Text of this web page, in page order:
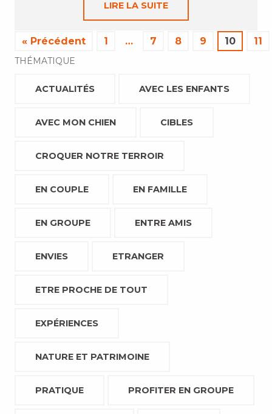
LIRE LA SUITE
« Précédent 1 … 7 8 9 10 11
THÉMATIQUE
ACTUALITÉS AVEC LES ENFANTS
AVEC MON CHIEN CIBLES
CROQUER NOTRE TERROIR
EN COUPLE EN FAMILLE
EN GROUPE ENTRE AMIS
ENVIES ETRANGER
ETRE PROCHE DE TOUT
EXPÉRIENCES
NATURE ET PATRIMOINE
PRATIQUE PROFITER EN GROUPE